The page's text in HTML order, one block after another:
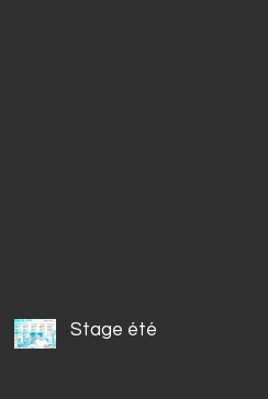
Stage été